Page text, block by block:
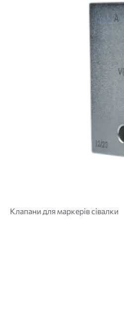
Клапани для маркерів сівалки